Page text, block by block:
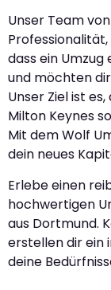
Unser Team
Professionalität,
dass ein
und möchten
Unser Ziel ist
Milton Keynes
Mit dem Wolf
dein neues
Erlebe einen
hochwertigen
aus Dortmund.
erstellen dir ein
deine